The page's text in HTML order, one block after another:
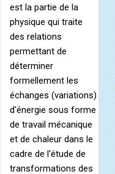
est la partie de la
physique qui traite
des relations
permettant de
déterminer
formellement les
échanges (variations)
d'énergie sous forme
de travail mécanique
et de chaleur dans le
cadre de l'étude de
transformations des